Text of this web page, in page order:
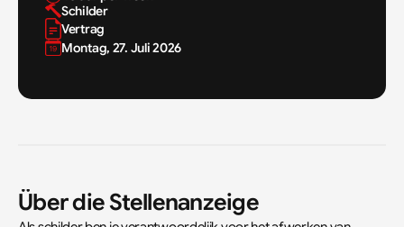
Schilder
Vertrag
Montag, 27. Juli 2026
Über die Stellenanzeige